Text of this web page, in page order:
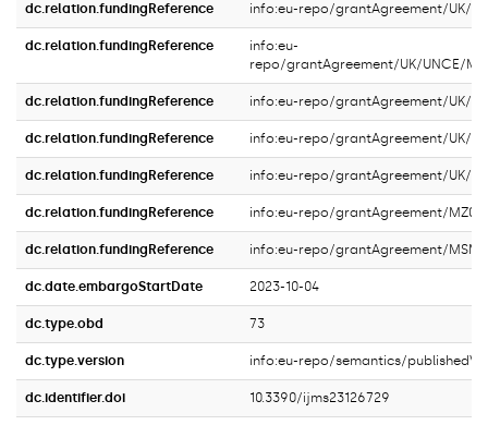
dc.relation.fundingReference info:eu-repo/grantAgreement/UK/
dc.relation.fundingReference
info:eu-
repo/grantAgreement/UK/UNCE/
dc.relation.fundingReference info:eu-repo/grantAgreement/UK/
dc.relation.fundingReference info:eu-repo/grantAgreement/UK/
dc.relation.fundingReference info:eu-repo/grantAgreement/UK/
dc.relation.fundingReference info:eu-repo/grantAgreement/MZ0/
dc.relation.fundingReference info:eu-repo/grantAgreement/MSM//
dc.date.embargoStartDate 2023-10-04
dc.type.obd 73
dc.type.version info:eu-repo/semantics/
dc.identifier.doi 10.3390/ijms23126729